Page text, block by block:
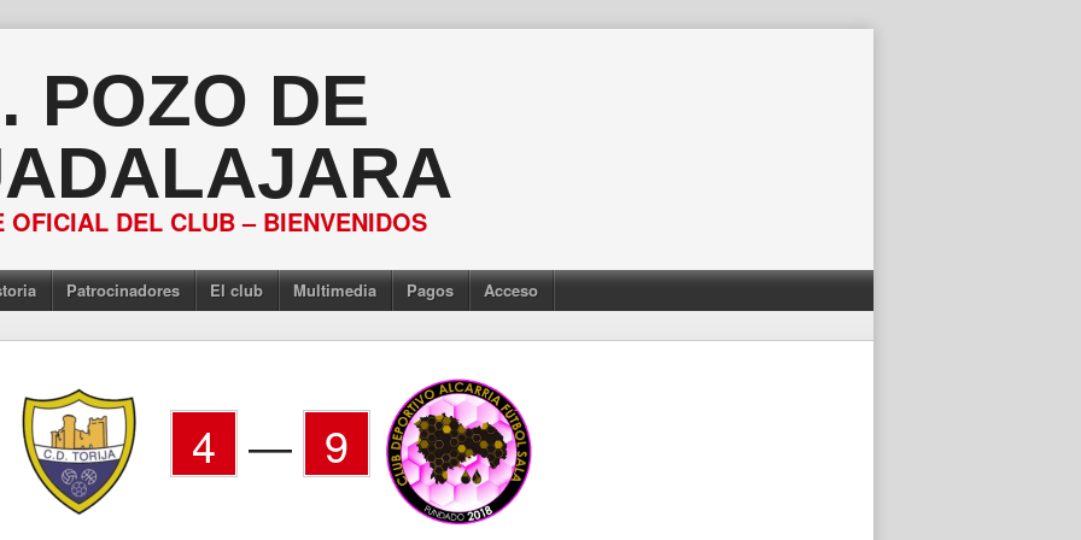
POZO DE
OFICIAL DEL CLUB – BIENVENIDOS
Patrocinadores El club Multimedia Pagos Acceso
4 — 9